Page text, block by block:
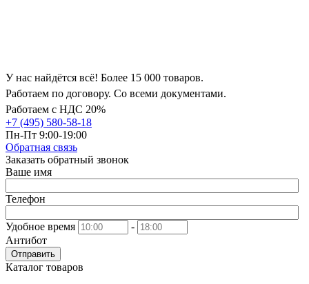
У нас найдётся всё! Более 15 000 товаров.
Работаем по договору. Со всеми документами.
Работаем с НДС 20%
+7 (495) 580-58-18
Пн-Пт 9:00-19:00
Обратная связь
Заказать обратный звонок
Ваше имя
Телефон
Удобное время
-
Антибот
Отправить
Каталог товаров